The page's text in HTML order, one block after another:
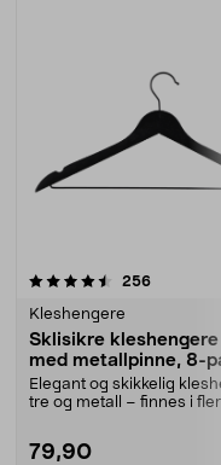
256
Kleshengere
Sklisikre
med metallpinne, 8-
Elegant og skikkelig
tre og metall – finnes i
79,90
4.5av 5 stjerner